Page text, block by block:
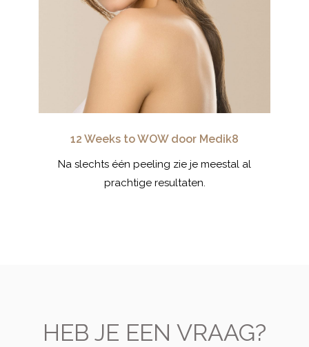
12 Weeks to WOW door Medik8
Na slechts één peeling zie je meestal al
prachtige resultaten.
HEB JE EEN VRAAG?